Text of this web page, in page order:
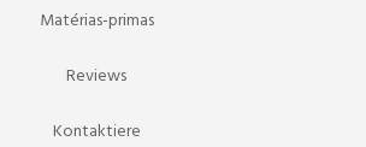
Matérias-primas
Reviews
Kontaktiere